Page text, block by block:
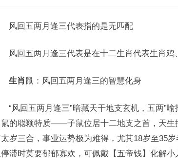
风回五两月逢三代表指的是无匹配
风回五两月逢三代表是在十二生肖代表生肖鸡
生肖鼠：风回五两月逢三的智慧化身
“风回五两月逢三”暗藏天干地支玄机，五两”
鼠的聪颖特质——子鼠位居十二地支之首，天生
岁三合，事业运势极为难得，尤其18岁至35
停滞时莫要郁郁寡欢，可佩戴【五帝钱】化解小